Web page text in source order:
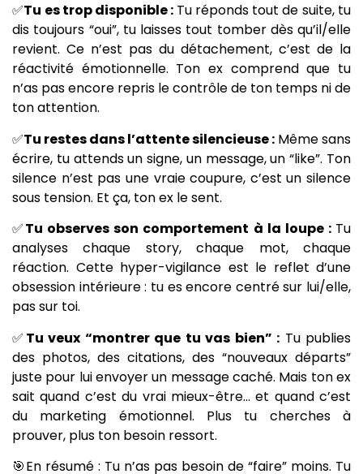
✅Tu es trop disponible : Tu réponds tout de suite, tu
dis toujours “oui”, tu laisses tout tomber dès qu’il/elle
revient. Ce n’est pas du détachement, c’est de la
réactivité émotionnelle. Ton ex comprend que tu
n’as pas encore repris le contrôle de ton temps ni de
ton attention.
✅Tu restes dans l’attente silencieuse : Même sans
écrire, tu attends un signe, un message, un “like”. Ton
silence n’est pas une vraie coupure, c’est un silence
sous tension. Et ça, ton ex le sent.
✅Tu observes son comportement à la loupe : Tu
analyses chaque story, chaque mot, chaque
réaction. Cette hyper-vigilance est le reflet d’une
obsession intérieure : tu es encore centré sur lui/elle,
pas sur toi.
✅ Tu veux “montrer que tu vas bien” : Tu publies
des photos, des citations, des “nouveaux départs”
juste pour lui envoyer un message caché. Mais ton ex
sait quand c’est du vrai mieux-être… et quand c’est
du marketing émotionnel. Plus tu cherches à
prouver, plus ton besoin ressort.
🎯En résumé : Tu n’as pas besoin de “faire” moins. Tu